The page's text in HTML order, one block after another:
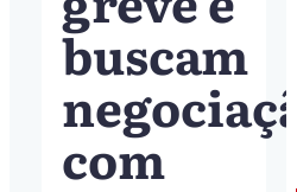
buscam
com